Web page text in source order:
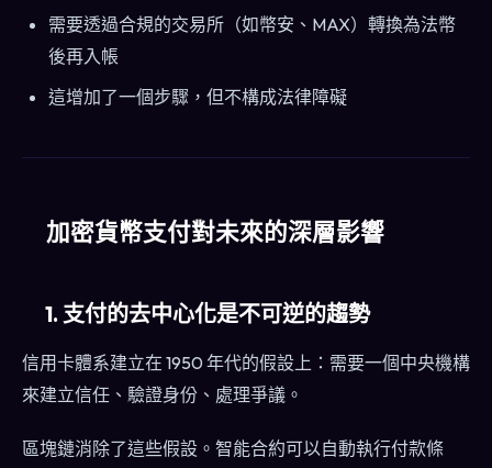
需要透過合規的交易所（如幣安、MAX）轉換為法幣
後再入帳
這增加了一個步驟，但不構成法律障礙
加密貨幣支付對未來的深層影響
1. 支付的去中心化是不可逆的趨勢
信用卡體系建立在 1950 年代的假設上：需要一個中央機構
來建立信任、驗證身份、處理爭議。
區塊鏈消除了這些假設。智能合約可以自動執行付款條